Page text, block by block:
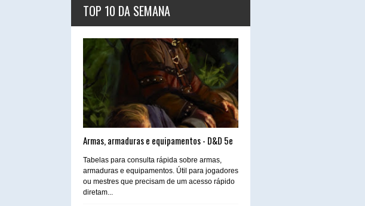
TOP 10 DA SEMANA
Armas, armaduras e equipamentos - D&D 5e
Tabelas para consulta rápida sobre armas,
armaduras e equipamentos. Útil para jogadores
ou mestres que precisam de um acesso rápido
diretam...